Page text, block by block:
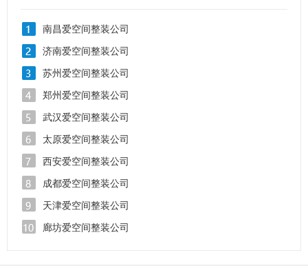
南昌爱空间整装公司
济南爱空间整装公司
苏州爱空间整装公司
郑州爱空间整装公司
武汉爱空间整装公司
太原爱空间整装公司
西安爱空间整装公司
成都爱空间整装公司
天津爱空间整装公司
廊坊爱空间整装公司